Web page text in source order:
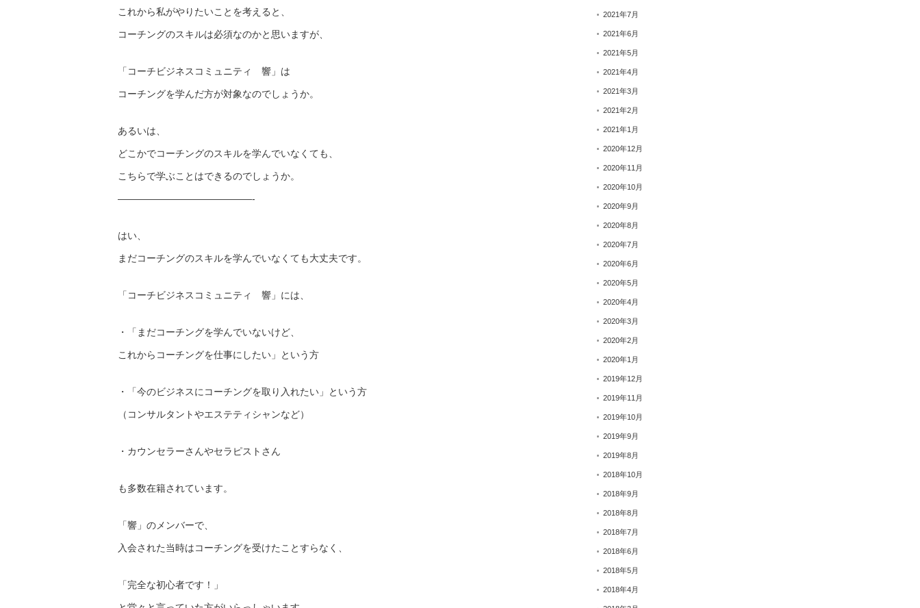
これから私がやりたいことを考えると、
コーチングのスキルは必須なのかと思いますが、
「コーチビジネスコミュニティ 響」は
コーチングを学んだ方が対象なのでしょうか。
あるいは、
どこかでコーチングのスキルを学んでいなくても、
こちらで学ぶことはできるのでしょうか。
——————————————-
はい、
まだコーチングのスキルを学んでいなくても大丈夫です。
「コーチビジネスコミュニティ 響」には、
・「まだコーチングを学んでいないけど、
これからコーチングを仕事にしたい」という方
・「今のビジネスにコーチングを取り入れたい」という方
（コンサルタントやエステティシャンなど）
・カウンセラーさんやセラピストさん
も多数在籍されています。
「響」のメンバーで、
入会された当時はコーチングを受けたことすらなく、
「完全な初心者です！」
2021年7月
2021年6月
2021年5月
2021年4月
2021年3月
2021年2月
2021年1月
2020年12月
2020年11月
2020年10月
2020年9月
2020年8月
2020年7月
2020年6月
2020年5月
2020年4月
2020年3月
2020年2月
2020年1月
2019年12月
2019年11月
2019年10月
2019年9月
2019年8月
2018年10月
2018年9月
2018年8月
2018年7月
2018年6月
2018年5月
2018年4月